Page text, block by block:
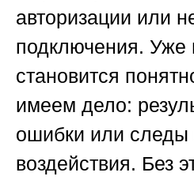
авторизации или
подключения. Уже
становится
имеем дело:
ошибки или следы
воздействия. Без